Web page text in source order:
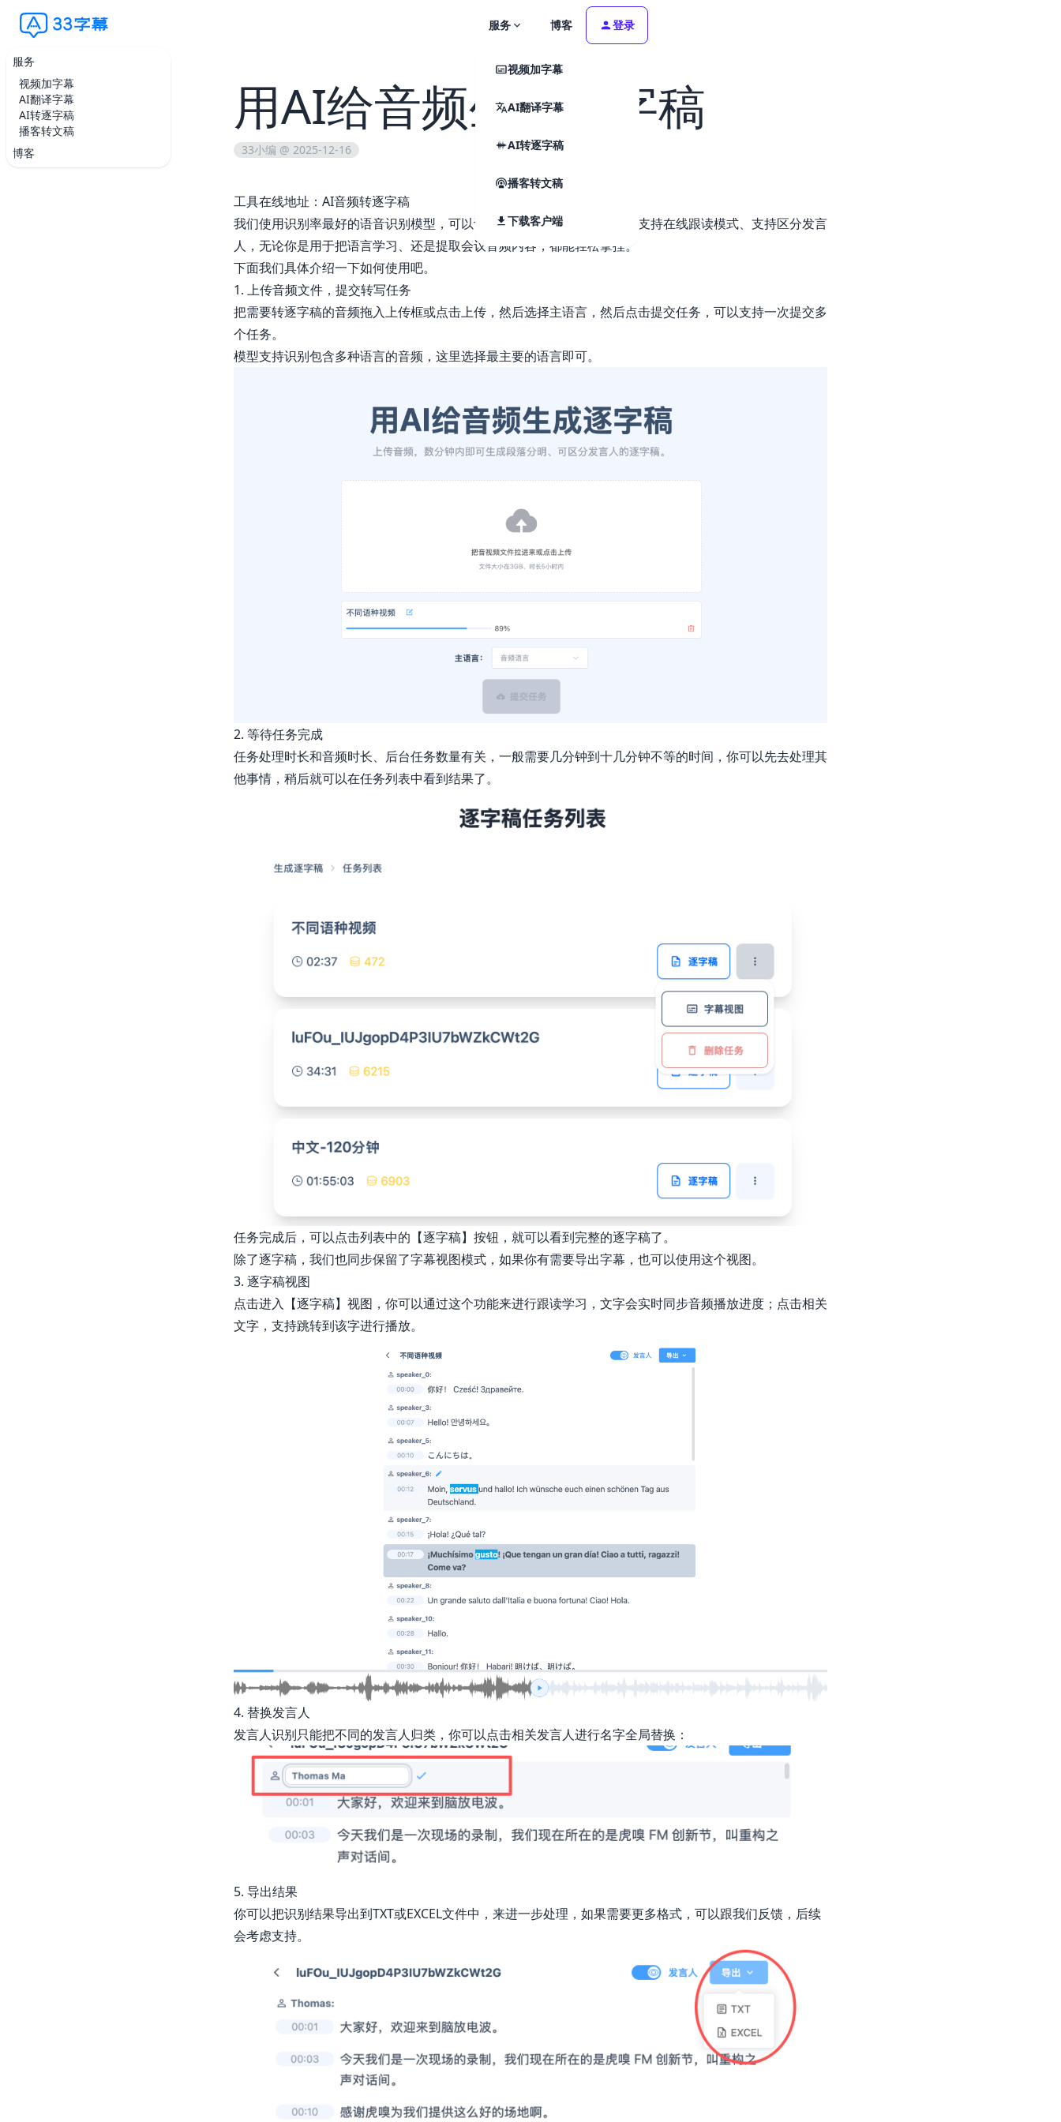
服务
视频加字幕
AI翻译字幕
AI转逐字稿
播客转文稿
博客
服务
视频加字幕
AI翻译字幕
AI转逐字稿
播客转文稿
下载客户端
博客 登录
用AI给音频生成逐字稿
33小编 @ 2025-12-16
工具在线地址： AI音频转逐字稿
我们使用识别率最好的语音识别模型，可以让你轻松把音频转成逐字稿。支持在线跟读模式、支持区分发言
人，无论你是用于把语言学习、还是提取会议音频内容，都能轻松拿捏。
下面我们具体介绍一下如何使用吧。
1. 上传音频文件，提交转写任务
把需要转逐字稿的音频拖入上传框或点击上传，然后选择主语言，然后点击提交任务，可以支持一次提交多
个任务。
模型支持识别包含多种语言的音频，这里选择最主要的语言即可。
2. 等待任务完成
任务处理时长和音频时长、后台任务数量有关，一般需要几分钟到十几分钟不等的时间，你可以先去处理其
他事情，稍后就可以在任务列表中看到结果了。
任务完成后，可以点击列表中的【逐字稿】按钮，就可以看到完整的逐字稿了。
除了逐字稿，我们也同步保留了字幕视图模式，如果你有需要导出字幕，也可以使用这个视图。
3. 逐字稿视图
点击进入【逐字稿】视图，你可以通过这个功能来进行跟读学习，文字会实时同步音频播放进度；点击相关
文字，支持跳转到该字进行播放。
4. 替换发言人
发言人识别只能把不同的发言人归类，你可以点击相关发言人进行名字全局替换：
5. 导出结果
你可以把识别结果导出到TXT或EXCEL文件中，来进一步处理，如果需要更多格式，可以跟我们反馈，后续
会考虑支持。
忘记密码？
登录账号
购买VIP